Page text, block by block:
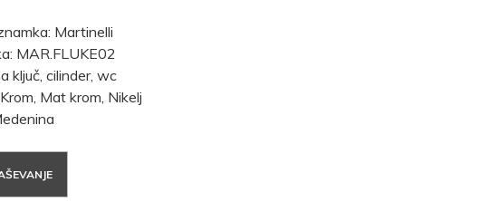
Martinelli
MAR.FLUKE02
ključ, cilinder, wc
Mat krom, Nikelj